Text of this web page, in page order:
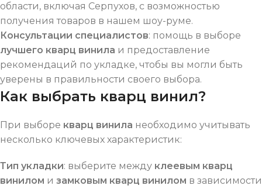
области, включая Серпухов, с возможностью
получения товаров в нашем шоу-руме.
Консультации специалистов: помощь в выборе
лучшего кварц винила и предоставление
рекомендаций по укладке, чтобы вы могли быть
уверены в правильности своего выбора.
Как выбрать кварц винил?
При выборе кварц винила необходимо учитывать
несколько ключевых характеристик:
Тип укладки: выберите между клеевым кварц
винилом и замковым кварц винилом в зависимости